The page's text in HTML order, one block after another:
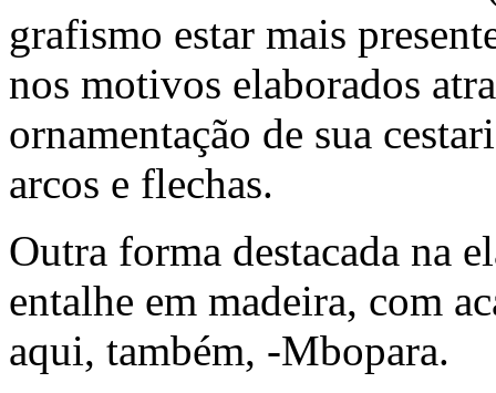
grafismo estar mais
nos motivos elaborados
ornamentação de sua
arcos e flechas.
Outra forma destacada na
entalhe em madeira, com
aqui, também, -Mbopara.